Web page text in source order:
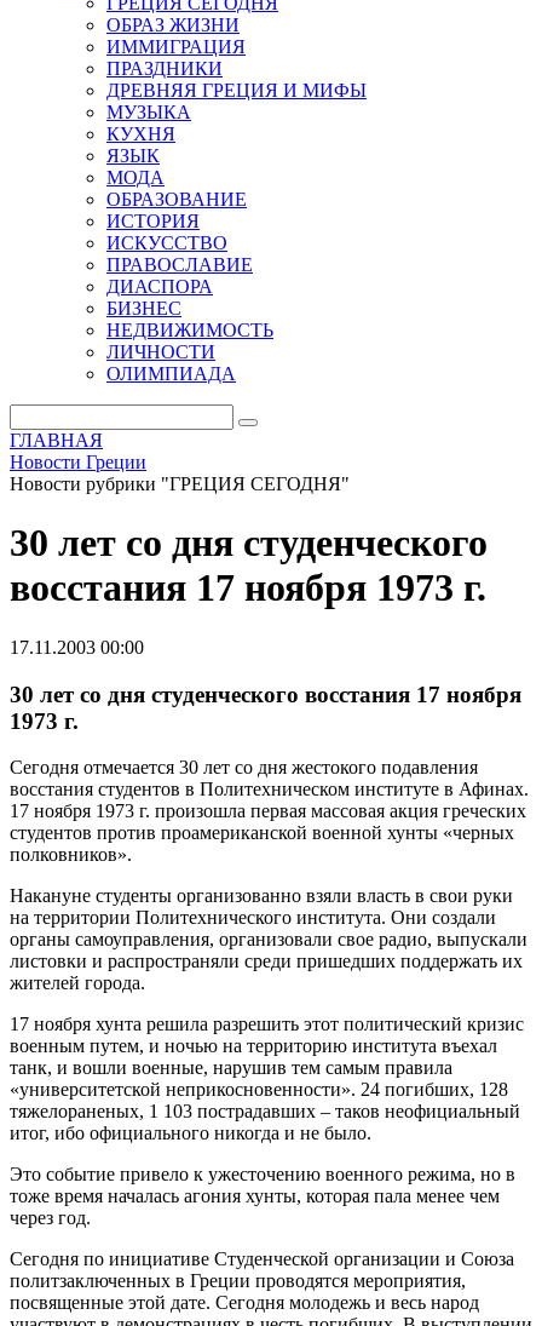
ОБРАЗ ЖИЗНИ
ИММИГРАЦИЯ
ПРАЗДНИКИ
ДРЕВНЯЯ ГРЕЦИЯ И МИФЫ
МУЗЫКА
КУХНЯ
ЯЗЫК
МОДА
ОБРАЗОВАНИЕ
ИСТОРИЯ
ИСКУССТВО
ПРАВОСЛАВИЕ
ДИАСПОРА
БИЗНЕС
НЕДВИЖИМОСТЬ
ЛИЧНОСТИ
ОЛИМПИАДА
ГЛАВНАЯ
Новости Греции
Новости рубрики "ГРЕЦИЯ СЕГОДНЯ"
30 лет со дня студенческого
восстания 17 ноября 1973 г.
17.11.2003 00:00
30 лет со дня студенческого восстания 17 ноября
1973 г.
Сегодня отмечается 30 лет со дня жестокого подавления
восстания студентов в Политехническом институте в Афинах.
17 ноября 1973 г. произошла первая массовая акция греческих
студентов против проамериканской военной хунты «черных
полковников».
Накануне студенты организованно взяли власть в свои руки
на территории Политехнического института. Они создали
органы самоуправления, организовали свое радио, выпускали
листовки и распространяли среди пришедших поддержать их
жителей города.
17 ноября хунта решила разрешить этот политический кризис
военным путем, и ночью на территорию института въехал
танк, и вошли военные, нарушив тем самым правила
«университетской неприкосновенности». 24 погибших, 128
тяжелораненых, 1 103 пострадавших – таков неофициальный
итог, ибо официального никогда и не было.
Это событие привело к ужесточению военного режима, но в
тоже время началась агония хунты, которая пала менее чем
через год.
Сегодня по инициативе Студенческой организации и Союза
политзаключенных в Греции проводятся мероприятия,
посвященные этой дате. Сегодня молодежь и весь народ